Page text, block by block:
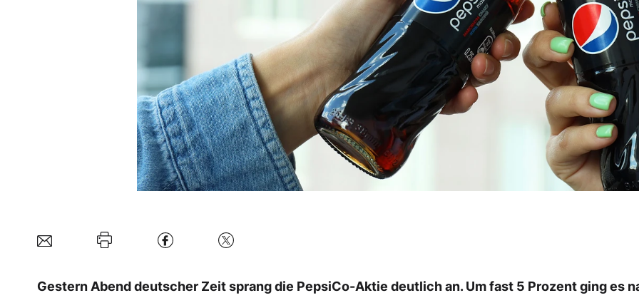
Gestern Abend deutscher Zeit sprang die PepsiCo-Aktie deutlich an. Um fast 5 Prozent ging es